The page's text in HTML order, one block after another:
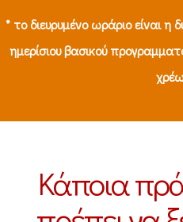
* το διευρυμένο ωράριο είναι
ημερίσιου βασικού
Κάποια